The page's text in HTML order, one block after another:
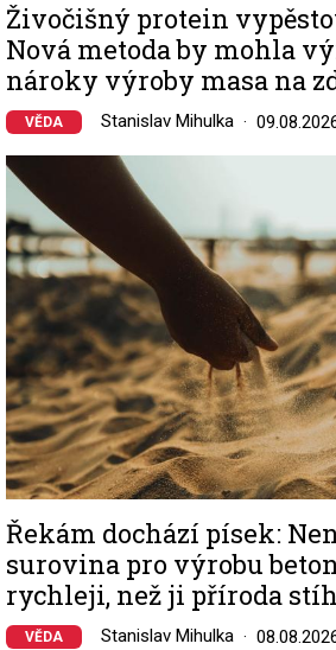
Živočišný protein
Nová metoda by mohla
nároky výroby masa na
VĚDA Stanislav Mihulka
Image
Řekám dochází písek:
surovina pro výrobu
rychleji, než ji příroda
VĚDA Stanislav Mihulka